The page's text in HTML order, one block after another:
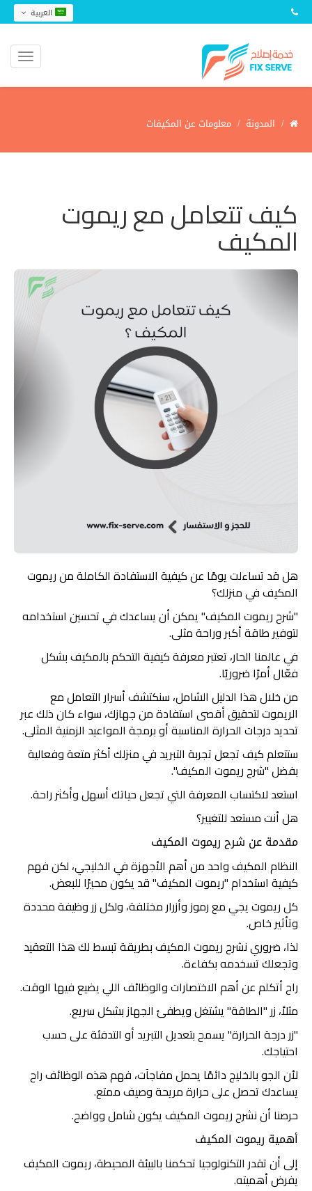
المدونة معلومات عن المكيفات
كيف تتعامل مع ريموت
المكيف
هل قد تساءلت يومًا عن كيفية الاستفادة الكاملة من ريموت
المكيف في منزلك؟
"شرح ريموت المكيف" يمكن أن يساعدك في تحسين استخدامه
لتوفير طاقة أكبر وراحة مثلى.
في عالمنا الحار، تعتبر معرفة كيفية التحكم بالمكيف بشكل
فعّال أمرًا ضروريًا.
من خلال هذا الدليل الشامل، سنكتشف أسرار التعامل مع
الريموت لتحقيق أقصى استفادة من جهازك، سواء كان ذلك عبر
تحديد درجات الحرارة المناسبة أو برمجة المواعيد الزمنية المثلى.
ستتعلم كيف تجعل تجربة التبريد في منزلك أكثر متعة وفعالية
بفضل "شرح ريموت المكيف".
استعد لاكتساب المعرفة التي تجعل حياتك أسهل وأكثر راحة.
هل أنت مستعد للتغيير؟
مقدمة عن شرح ريموت المكيف
النظام المكيف واحد من أهم الأجهزة في الخليجي، لكن فهم
كيفية استخدام "ريموت المكيف" قد يكون محيرًا للبعض.
كل ريموت يجي مع رموز وأزرار مختلفة، ولكل زر وظيفة محددة
وتأثير خاص.
لذا، ضروري نشرح ريموت المكيف بطريقة تبسط لك هذا التعقيد
وتجعلك تسخدمه بكفاءة.
راح أتكلم عن أهم الاختصارات والوظائف اللي يضيع فيها الوقت.
مثلاً، زر "الطاقة" يشتغل ويطفئ الجهاز بشكل سريع.
"زر درجة الحرارة" يسمح بتعديل التبريد أو التدفئة على حسب
احتياجك.
لأن الجو بالخليج دائمًا يحمل مفاجآت، فهم هذه الوظائف راح
يساعدك تحصل على حرارة مريحة وصيف ممتع.
حرصنا أن نشرح ريموت المكيف يكون شامل وواضح.
أهمية ريموت المكيف
إلى أن تقدر التكنولوجيا تحكمنا بالبيئة المحيطة، ريموت المكيف
يفرض أهميته.